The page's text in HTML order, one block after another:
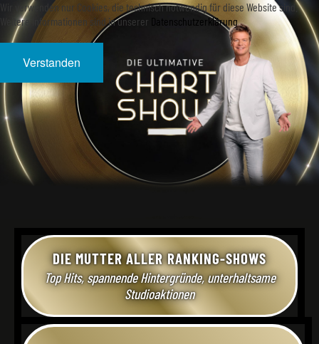
Wir verwenden nur Cookies, die technisch notwendig für diese Website sind.
Weitere Informationen sind in unserer
Datenschutzerklärung
Verstanden
DIE MUTTER ALLER RANKING-SHOWS
Top Hits, spannende Hintergründe, unterhaltsame
Studioaktionen